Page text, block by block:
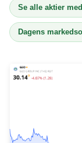
Se alle aktier
Dagens